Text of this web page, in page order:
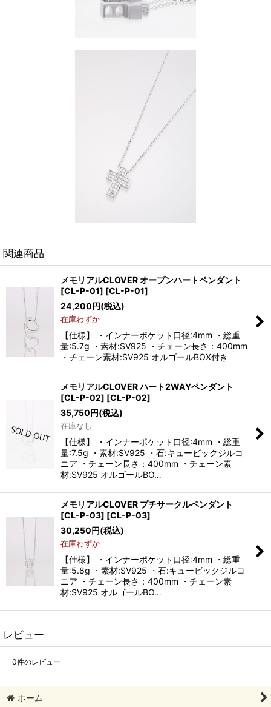
関連商品
メモリアルCLOVER オープンハートペンダント
[CL-P-01] [CL-P-01]
24,200円(税込)
在庫わずか
【仕様】 ・インナーポケット口径:4mm ・総重
量:5.7g ・素材:SV925 ・チェーン長さ：400mm
・チェーン素材:SV925 オルゴールBOX付き
メモリアルCLOVER ハート2WAYペンダント
[CL-P-02] [CL-P-02]
35,750円(税込)
在庫なし
【仕様】 ・インナーポケット口径:4mm ・総重
量:7.5g ・素材:SV925 ・石:キュービックジルコ
ニア ・チェーン長さ：400mm ・チェーン素
材:SV925 オルゴールBO…
メモリアルCLOVER プチサークルペンダント
[CL-P-03] [CL-P-03]
30,250円(税込)
在庫わずか
【仕様】 ・インナーポケット口径:4mm ・総重
量:5.8g ・素材:SV925 ・石:キュービックジルコ
ニア ・チェーン長さ：400mm ・チェーン素
材:SV925 オルゴールBO…
レビュー
0件のレビュー
ホーム